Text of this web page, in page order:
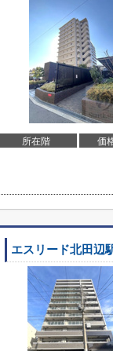
所在階 価
エスリード北田辺